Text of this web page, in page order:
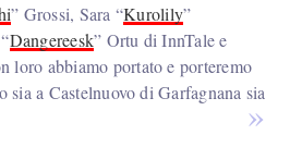
” Grossi, Sara “Kurolily”
Dangereesk” Ortu di InnTale e
loro abbiamo portato e porteremo
sia a Castelnuovo di Garfagnana sia